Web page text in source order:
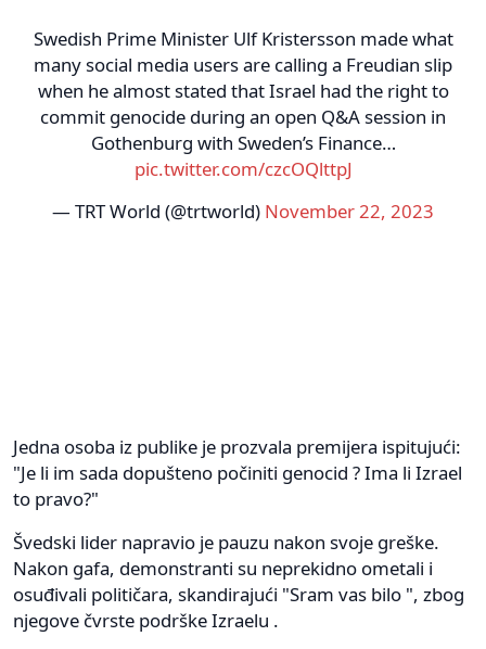
Swedish Prime Minister Ulf Kristersson made what
many social media users are calling a Freudian slip
when he almost stated that Israel had the right to
commit genocide during an open Q&A session in
Gothenburg with Sweden’s Finance…
pic.twitter.com/czcOQlttpJ
— TRT World (@trtworld) November 22, 2023
Jedna osoba iz publike je prozvala premijera ispitujući:
"Je li im sada dopušteno počiniti genocid ? Ima li Izrael
to pravo?"
Švedski lider napravio je pauzu nakon svoje greške.
Nakon gafa, demonstranti su neprekidno ometali i
osuđivali političara, skandirajući "Sram vas bilo ", zbog
njegove čvrste podrške Izraelu .